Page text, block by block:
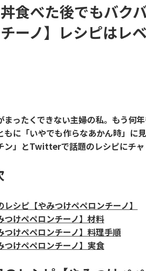
食べた後でもバク
ーノ】レシピはレ
ったくできない主婦の私。もう何
もに「いやでも作らなあかん時」に
ン」とTwitterで話題のレシピにチャ
レシピ【やみつけペペロンチーノ】
つけペペロンチーノ】材料
つけペペロンチーノ】料理手順
つけペペロンチーノ】実食